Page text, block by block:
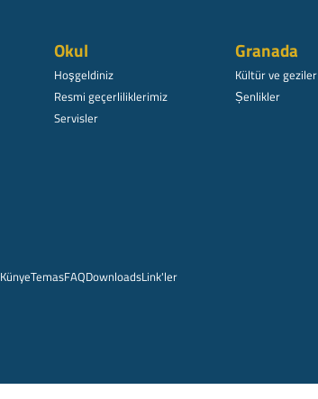
Okul
Hoşgeldiniz
Resmi geçerliliklerimiz
Servisler
Granada
Kültür ve geziler
Șenlikler
KünyeTemasFAQDownloadsLink'ler